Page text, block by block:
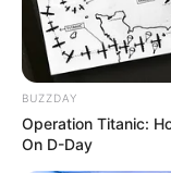
FNARAS — Fórum
ACE, e a
Comunitários de
convocaram
Brasil para nova
BUZZDAY
Operation Titanic:
On D-Day